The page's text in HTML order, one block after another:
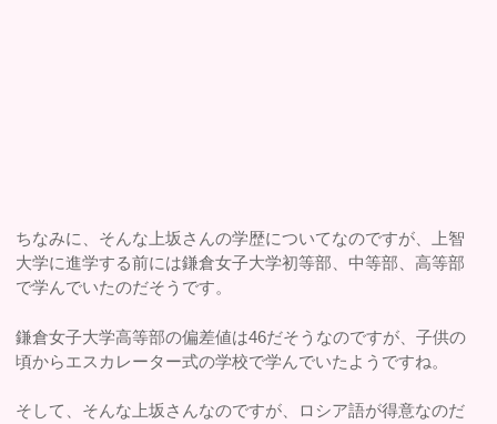
ちなみに、そんな上坂さんの学歴についてなのですが、上智
大学に進学する前には鎌倉女子大学初等部、中等部、高等部
で学んでいたのだそうです。
鎌倉女子大学高等部の偏差値は46だそうなのですが、子供の
頃からエスカレーター式の学校で学んでいたようですね。
そして、そんな上坂さんなのですが、ロシア語が得意なのだ